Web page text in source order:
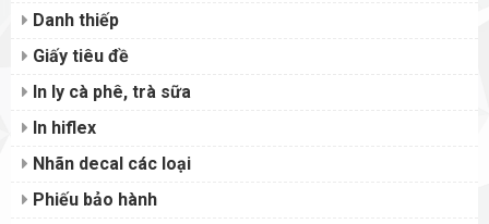
Danh thiếp
Giấy tiêu đề
In ly cà phê, trà sữa
In hiflex
Nhãn decal các loại
Phiếu bảo hành